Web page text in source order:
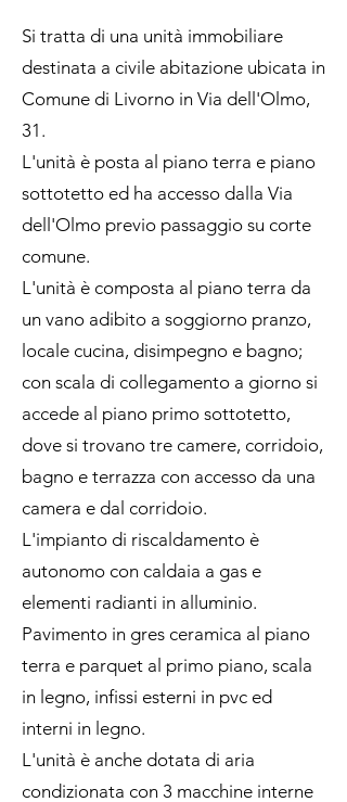
Si tratta di una unità immobiliare
destinata a civile abitazione ubicata in
Comune di Livorno in Via dell'Olmo,
31.
L'unità è posta al piano terra e piano
sottotetto ed ha accesso dalla Via
dell'Olmo previo passaggio su corte
comune.
L'unità è composta al piano terra da
un vano adibito a soggiorno pranzo,
locale cucina, disimpegno e bagno;
con scala di collegamento a giorno si
accede al piano primo sottotetto,
dove si trovano tre camere, corridoio,
bagno e terrazza con accesso da una
camera e dal corridoio.
L'impianto di riscaldamento è
autonomo con caldaia a gas e
elementi radianti in alluminio.
Pavimento in gres ceramica al piano
terra e parquet al primo piano, scala
in legno, infissi esterni in pvc ed
interni in legno.
L'unità è anche dotata di aria
condizionata con 3 macchine interne